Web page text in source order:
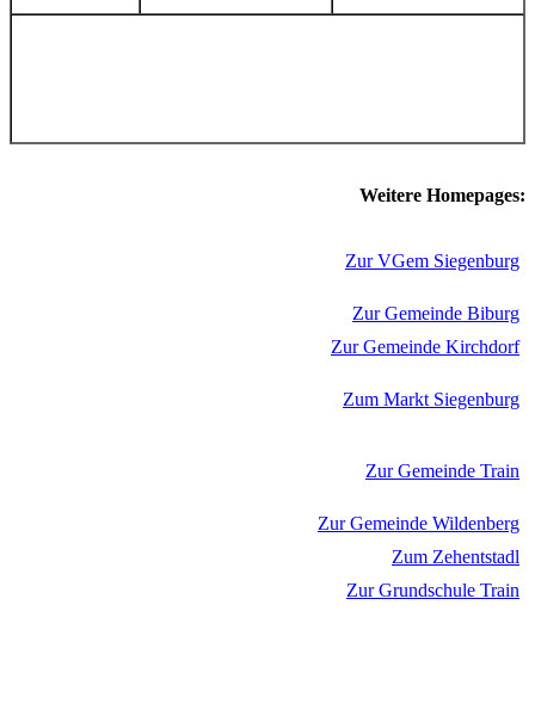
Weitere Homepages:
Zur VGem Siegenburg
Zur Gemeinde Biburg
Zur Gemeinde Kirchdorf
Zum Markt Siegenburg
Zur Gemeinde Train
Zur Gemeinde Wildenberg
Zum Zehentstadl
Zur Grundschule Train